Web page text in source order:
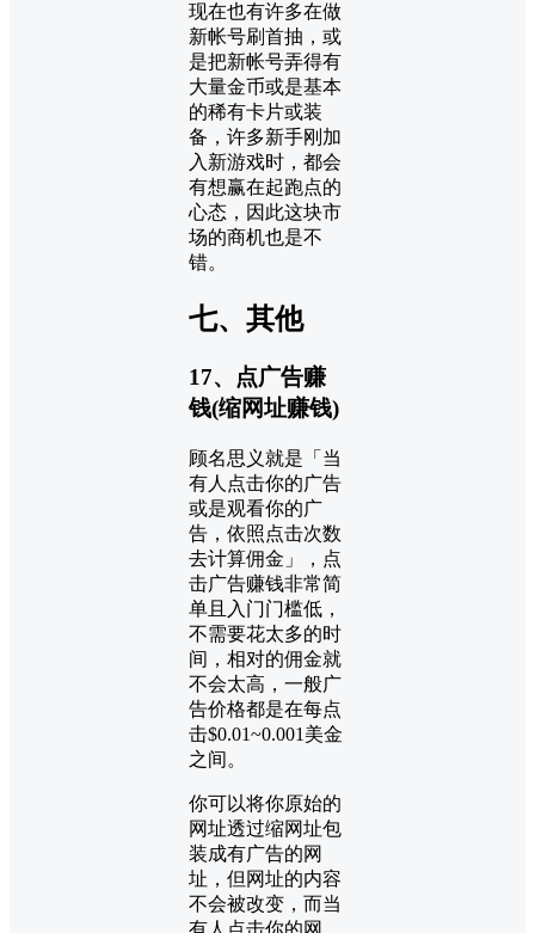
现在也有许多在做
新帐号刷首抽，或
是把新帐号弄得有
大量金币或是基本
的稀有卡片或装
备，许多新手刚加
入新游戏时，都会
有想赢在起跑点的
心态，因此这块市
场的商机也是不
错。
七、其他
17、点广告赚
钱(缩网址赚钱)
顾名思义就是「当
有人点击你的广告
或是观看你的广
告，依照点击次数
去计算佣金」，点
击广告赚钱非常简
单且入门门槛低，
不需要花太多的时
间，相对的佣金就
不会太高，一般广
告价格都是在每点
击$0.01~0.001美金
之间。
你可以将你原始的
网址透过缩网址包
装成有广告的网
址，但网址的内容
不会被改变，而当
有人点击你的网